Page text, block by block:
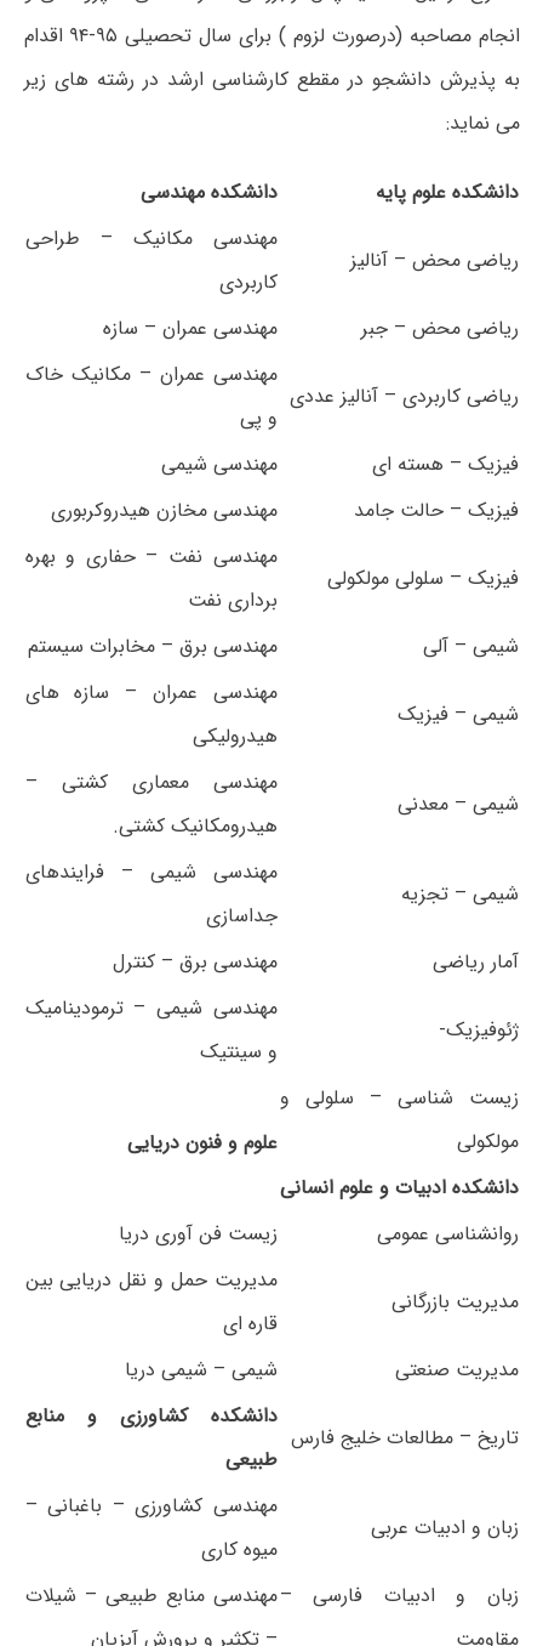
انجام مصاحبه (درصورت لزوم ) برای سال تحصیلی ۹۵-۹۴ اقدام
به پذیرش دانشجو در مقطع کارشناسی ارشد در رشته های زیر
می نماید:
دانشکده علوم پایه دانشکده مهندسی
ریاضی محض – آنالیز
مهندسی مکانیک – طراحی
کاربردی
ریاضی محض – جبر
مهندسی عمران – سازه
ریاضی کاربردی – آنالیز عددی
مهندسی عمران – مکانیک خاک
و پی
فیزیک – هسته ای
مهندسی شیمی
فیزیک – حالت جامد
مهندسی مخازن هیدروکربوری
فیزیک – سلولی مولکولی
مهندسی نفت – حفاری و بهره
برداری نفت
شیمی – آلی
مهندسی برق – مخابرات سیستم
شیمی – فیزیک
مهندسی عمران – سازه های
هیدرولیکی
شیمی – معدنی
مهندسی معماری کشتی –
هیدرومکانیک کشتی.
شیمی – تجزیه
مهندسی شیمی – فرایندهای
جداسازی
آمار ریاضی
مهندسی برق – کنترل
ژئوفیزیک-
مهندسی شیمی – ترمودینامیک
و سینتیک
زیست شناسی – سلولی و
مولکولی
علوم و فنون دریایی
دانشکده ادبیات و علوم انسانی
روانشناسی عمومی
زیست فن آوری دریا
مدیریت بازرگانی
مدیریت حمل و نقل دریایی بین
قاره ای
مدیریت صنعتی
شیمی – شیمی دریا
تاریخ – مطالعات خلیج فارس
دانشکده کشاورزی و منابع
طبیعی
زبان و ادبیات عربی
مهندسی کشاورزی – باغبانی –
میوه کاری
زبان و ادبیات فارسی –
مقاومت
مهندسی منابع طبیعی – شیلات
– تکثیر و پرورش آبزیان